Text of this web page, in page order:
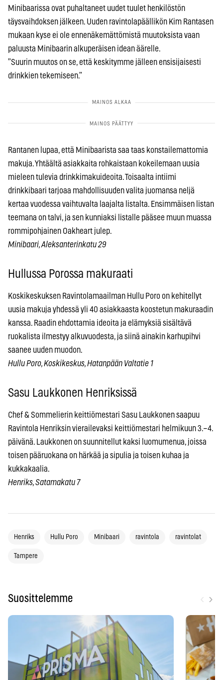
Minibaarissa ovat puhaltaneet uudet tuulet henkilöstön
täysvaihdoksen jälkeen. Uuden ravintolapäällikön Kim Rantasen
mukaan kyse ei ole ennenäkemättömistä muutoksista vaan
paluusta Minibaarin alkuperäisen idean äärelle.
”Suurin muutos on se, että keskitymme jälleen ensisijaisesti
drinkkien tekemiseen.”
Rantanen lupaa, että Minibaarista saa taas konstailemattomia
makuja. Yhtäältä asiakkaita rohkaistaan kokeilemaan uusia
mieleen tulevia drinkkimakuideoita. Toisaalta intiimi
drinkkibaari tarjoaa mahdollisuuden valita juomansa neljä
kertaa vuodessa vaihtuvalta laajalta listalta. Ensimmäisen listan
teemana on talvi, ja sen kunniaksi listalle pääsee muun muassa
rommipohjainen Oakheart julep.
Minibaari, Aleksanterinkatu 29
Hullussa Porossa makuraati
Koskikeskuksen Ravintolamaailman Hullu Poro on kehitellyt
uusia makuja yhdessä yli 40 asiakkaasta koostetun makuraadin
kanssa. Raadin ehdottamia ideoita ja elämyksiä sisältävä
ruokalista ilmestyy alkuvuodesta, ja siinä ainakin karhupihvi
saanee uuden muodon.
Hullu Poro, Koskikeskus, Hatanpään Valtatie 1
Sasu Laukkonen Henriksissä
Chef & Sommelierin keittiömestari Sasu Laukkonen saapuu
Ravintola Henriksin vierailevaksi keittiömestari helmikuun 3.–4.
päivänä. Laukkonen on suunnitellut kaksi luomumenua, joissa
toisen pääruokana on härkää ja sipulia ja toisen kuhaa ja
kukkakaalia.
Henriks, Satamakatu 7
Henriks Hullu Poro Minibaari ravintola ravintolat
Tampere
Suosittelemme ›